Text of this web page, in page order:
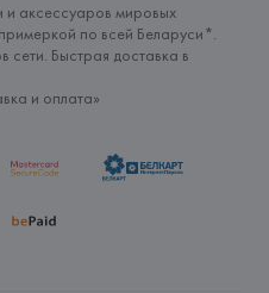
аксессуаров мировых
по всей Беларуси*.
Быстрая доставка в
и оплата»